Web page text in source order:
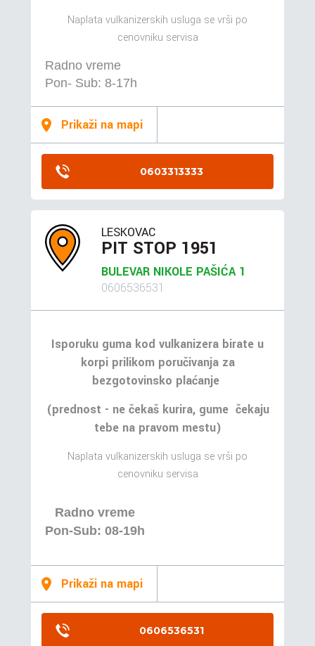
Naplata vulkanizerskih usluga se vrši po
cenovniku servisa
Radno vreme
Pon- Sub: 8-17h
Prikaži na mapi
0603313333
LESKOVAC
PIT STOP 1951
BULEVAR NIKOLE PAŠIĆA 1
0606536531
Isporuku guma kod vulkanizera birate u
korpi prilikom poručivanja za
bezgotovinsko plaćanje
(prednost - ne čekaš kurira, gume čekaju
tebe na pravom mestu)
Naplata vulkanizerskih usluga se vrši po
cenovniku servisa
Radno vreme
Pon-Sub: 08-19h
Prikaži na mapi
0606536531